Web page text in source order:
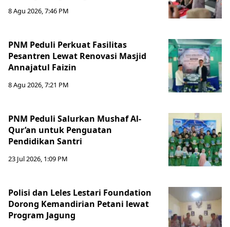
8 Agu 2026, 7:46 PM
PNM Peduli Perkuat Fasilitas
Pesantren Lewat Renovasi Masjid
Annajatul Faizin
8 Agu 2026, 7:21 PM
PNM Peduli Salurkan Mushaf Al-
Qur’an untuk Penguatan
Pendidikan Santri
23 Jul 2026, 1:09 PM
Polisi dan Leles Lestari Foundation
Dorong Kemandirian Petani lewat
Program Jagung